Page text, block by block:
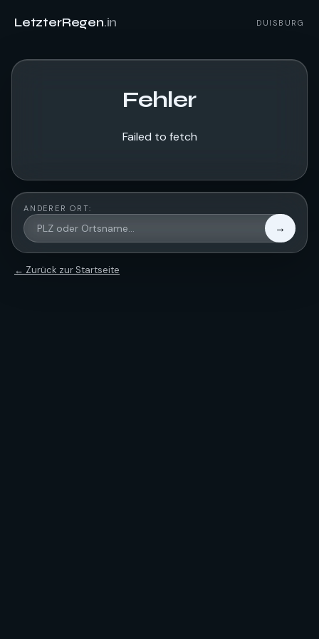
LetzterRegen.in DUISBURG
Fehler
Failed to fetch
ANDERER ORT:
→
← Zurück zur Startseite